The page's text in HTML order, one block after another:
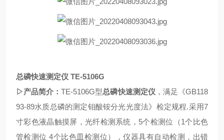
总磷快速测定仪 TE-5106G
▷产品简介：TE-5106G型总磷快速测定仪 ，满足《GB118
93-89水质总磷的测定钼酸铵分光光度法》检定规程.采用7
寸彩色液晶触摸屏，光纤检测系统，5个检测位（1个比色
管检测位 4个比色皿检测位），仪器具有自动检测，出错